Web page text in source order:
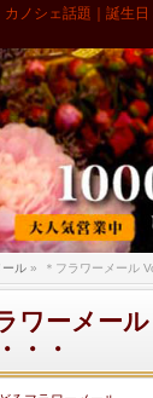
ノシェ話題｜誕生
ール» ＊フラワーメール
ワーメー
・・